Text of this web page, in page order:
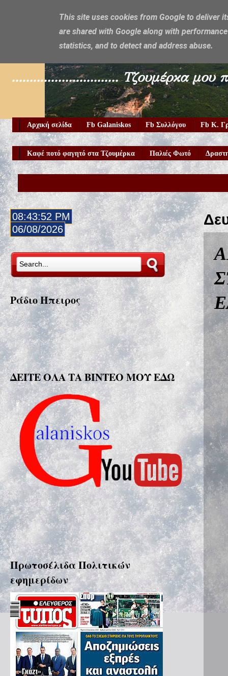
Galaniskos
.............................. Τζουμέρκα μου
Αρχική σελίδα Fb Galaniskos Fb Συλλόγου Fb Κ.
Καφέ ποτό φαγητό στα Τζουμέρκα Παλιές Φωτό
08:43:54 PM
06/08/2026
Ράδιο Ήπειρος
ΔΕΙΤΕ ΟΛΑ ΤΑ ΒΙΝΤΕΟ ΜΟΥ ΕΔΩ
Πρωτοσέλιδα Πολιτικών
εφημερίδων
This site uses cookies from Google to deliver
are shared with Google along with
statistics, and to detect and address abuse.